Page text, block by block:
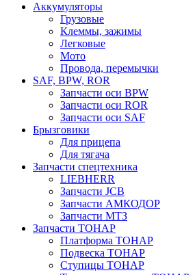
Аккумуляторы
Грузовые
Клеммы, зажимы
Легковые
Мото
Провода, перемычки
SAF, BPW, ROR
Запчасти оси BPW
Запчасти оси ROR
Запчасти оси SAF
Брызговики
Для прицепа
Для тягача
Запчасти спецтехника
LIEBHERR
Запчасти JCB
Запчасти АМКОДОР
Запчасти МТЗ
Запчасти ТОНАР
Платформа ТОНАР
Подвеска ТОНАР
Ступицы ТОНАР